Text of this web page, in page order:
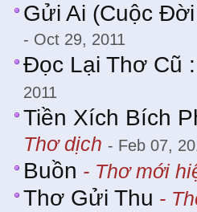
Gửi Ai (Cuộc
- Oct 29, 2011
Đọc Lại Thơ Cũ
2011
Tiền Xích Bích
Thơ dịch - Feb 07,
Buồn - Thơ mới
Thơ Gửi Thu -